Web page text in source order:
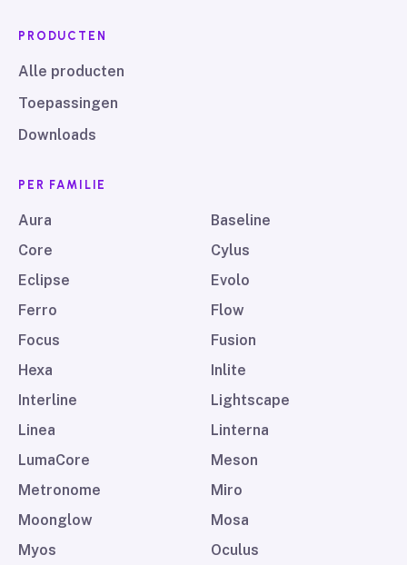
PRODUCTEN
Alle producten
Toepassingen
Downloads
PER FAMILIE
Aura
Baseline
Core
Cylus
Eclipse
Evolo
Ferro
Flow
Focus
Fusion
Hexa
Inlite
Interline
Lightscape
Linea
Linterna
LumaCore
Meson
Metronome
Miro
Moonglow
Mosa
Myos
Oculus